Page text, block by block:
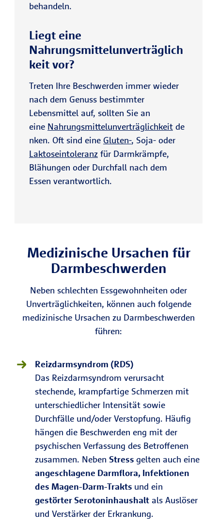
behandeln.
Liegt eine
Nahrungsmittelunverträglich
keit vor?
Treten Ihre Beschwerden immer wieder
nach dem Genuss bestimmter
Lebensmittel auf, sollten Sie an
eine Nahrungsmittelunverträglichkeit de
nken. Oft sind eine Gluten-, Soja- oder
Laktoseintoleranz für Darmkrämpfe,
Blähungen oder Durchfall nach dem
Essen verantwortlich.
Medizinische Ursachen für
Darmbeschwerden
Neben schlechten Essgewohnheiten oder
Unverträglichkeiten, können auch folgende
medizinische Ursachen zu Darmbeschwerden
führen:
Reizdarmsyndrom (RDS)
Das Reizdarmsyndrom verursacht
stechende, krampfartige Schmerzen mit
unterschiedlicher Intensität sowie
Durchfälle und/oder Verstopfung. Häufig
hängen die Beschwerden eng mit der
psychischen Verfassung des Betroffenen
zusammen. Neben Stress gelten auch eine
angeschlagene Darmflora, Infektionen
des Magen-Darm-Trakts und ein
gestörter Serotoninhaushalt als Auslöser
und Verstärker der Erkrankung.